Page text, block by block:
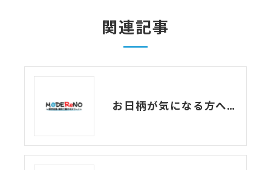
関連記事
お日柄が気になる方へ~解体工事の場合~